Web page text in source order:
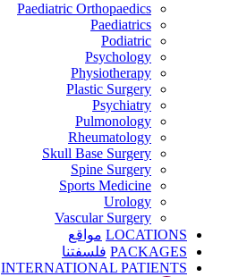
Paediatric Orthopaedics
Paediatrics
Podiatric
Psychology
Physiotherapy
Plastic Surgery
Psychiatry
Pulmonology
Rheumatology
Skull Base Surgery
Spine Surgery
Sports Medicine
Urology
Vascular Surgery
LOCATIONS مواقع
PACKAGES فلسفتنا
INTERNATIONAL PATIENTS